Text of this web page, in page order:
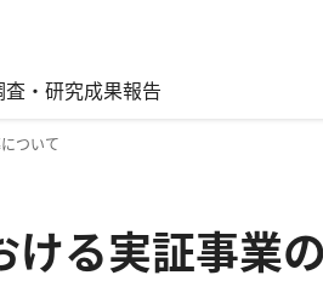
査・研究成果報告
ついて
ける実証事業